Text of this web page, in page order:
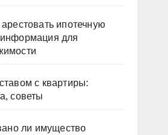
ипотечную
для
с квартиры:
советы
ли имущество